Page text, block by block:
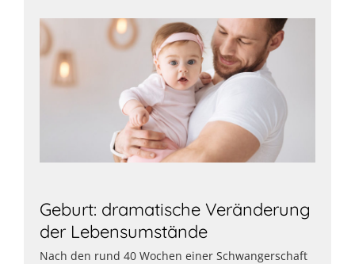
Geburt: dramatische Veränderung
der Lebensumstände
Nach den rund 40 Wochen einer Schwangerschaft